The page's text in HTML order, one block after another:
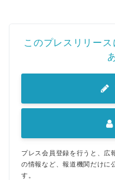
このプレスリリー
プレス会員登録を行うと、広
の情報など、報道機関だけに
す。